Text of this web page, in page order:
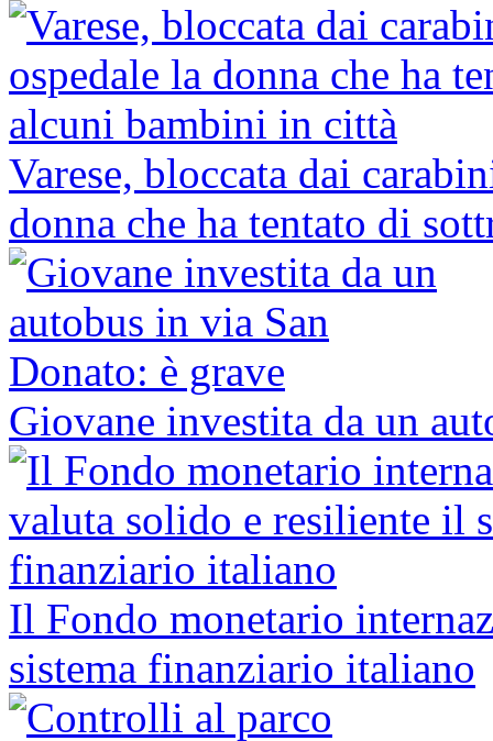
Varese, bloccata dai
donna che ha tentato di
Giovane investita da un
Il Fondo monetario
sistema finanziario italiano